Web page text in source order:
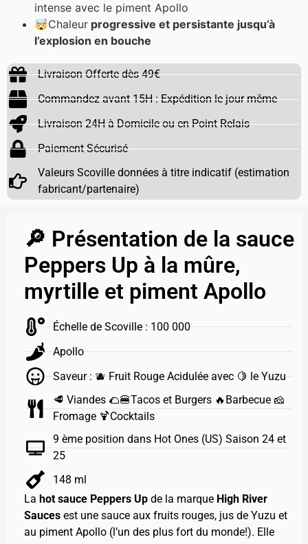
intense avec le piment Apollo
🤯Chaleur progressive et persistante jusqu’à
l’explosion en bouche
Livraison Offerte dès 49€
Commandez avant 15H : Expédition le jour même
Livraison 24H à Domicile ou en Point Relais
Paiement Sécurisé
Valeurs Scoville données à titre indicatif (estimation
fabricant/partenaire)
🔎 Présentation de la sauce
Peppers Up à la mûre,
myrtille et piment Apollo
Échelle de Scoville : 100 000
Apollo
Saveur : 🫐 Fruit Rouge Acidulée avec 🍋 le Yuzu
🥩 Viandes 🌮🍔Tacos et Burgers 🔥Barbecue 🧀
Fromage 🍹Cocktails
9 ème position dans Hot Ones (US) Saison 24 et
25
148 ml
La hot sauce Peppers Up de la marque High River
Sauces est une sauce aux fruits rouges, jus de Yuzu et
au piment Apollo (l’un des plus fort du monde!). Elle